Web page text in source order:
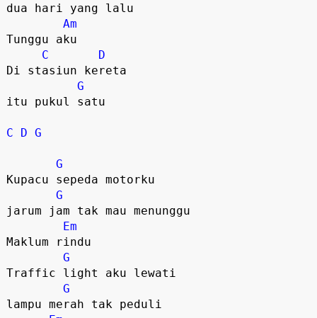
dua hari yang lalu
Am
Tunggu aku
C
D
Di stasiun kereta
G
itu pukul satu
C D G
G
Kupacu sepeda motorku
G
jarum jam tak mau menunggu
Em
Maklum rindu
G
Traffic light aku lewati
G
lampu merah tak peduli